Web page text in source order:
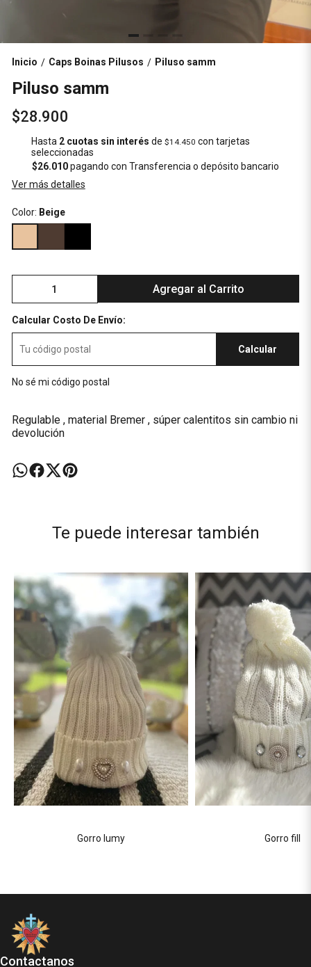
Inicio / Caps Boinas Pilusos / Piluso samm
Piluso samm
$28.900
Hasta 2 cuotas sin interés de $14.450 con tarjetas
seleccionadas
$26.010pagando con Transferencia o depósito bancario
Ver más detalles
Color: Beige
Agregar al Carrito
Calcular Costo De Envío:
Calcular
No sé mi código postal
Regulable , material Bremer , súper calentitos sin cambio ni
devolución
Te puede interesar también
Gorro lumy Gorro fill
Contactanos